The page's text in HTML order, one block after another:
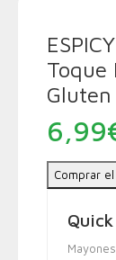
Toque
6,99
Comprar